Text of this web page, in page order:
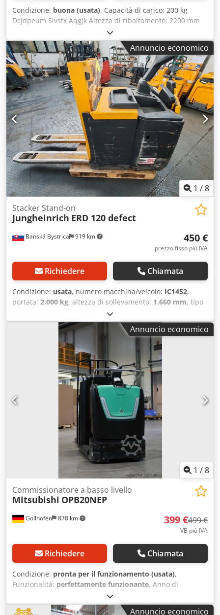
Condizione: buona (usata), Capacità di carico: 200 kg
Dcjdpeum Slvsfx Aqgjk Altezza di ribaltamento: 2200 mm
Dimensioni del contenitore: 800x600x550 mm
Annuncio economico
1 /8
Banská Bystrica 919 km
Stacker Stand-on
Jungheinrich ERD 120 defect
450 €
prezzo fisso più IVA
Richiedere Chiamata
Condizione: usata, numero macchina/veicolo: IC1452,
portata: 2.000 kg, altezza di sollevamento: 1.660 mm, tipo
, tipo di montante:
Numero di serie: 90375221 Dcsdpoztiadefx Aqgek Guasto:
Annuncio economico
1 /8
Gollhofen 878 km
Commissionatore a basso livello
Mitsubishi OPB20NEP
399 €499 €
VB più IVA
Richiedere Chiamata
Condizione: pronta per il funzionamento (usata),
Funzionalità: perfettamente funzionante, Anno di
, ore di funzionamento:
carburante:elettrico, potenza:2,2 kW (2,99 CV),
Annuncio economico